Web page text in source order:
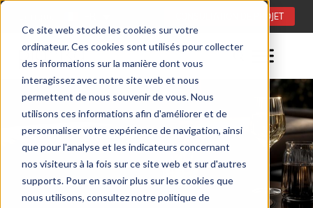
Ce site web stocke les cookies sur votre
ordinateur. Ces cookies sont utilisés pour collecter
des informations sur la manière dont vous
interagissez avec notre site web et nous
permettent de nous souvenir de vous. Nous
utilisons ces informations afin d'améliorer et de
personnaliser votre expérience de navigation, ainsi
que pour l'analyse et les indicateurs concernant
nos visiteurs à la fois sur ce site web et sur d'autres
supports. Pour en savoir plus sur les cookies que
nous utilisons, consultez notre politique de
CONSULTATION DE PROJET